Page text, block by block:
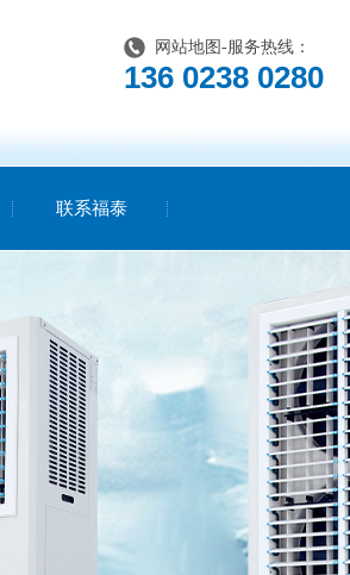
网站地图 -服务热线：
136 0238 0280
联系福泰